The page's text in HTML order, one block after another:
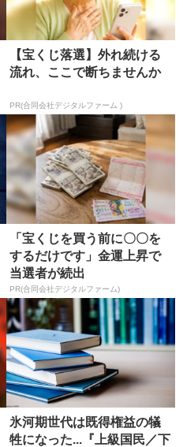
【宝くじ落選】外れ続ける
流れ、ここで断ちませんか
PR(合同会社デジタルファーム )
「宝くじを買う前に〇〇を
するだけです」金運上昇で
当選者が続出
PR(合同会社デジタルファーム)
氷河期世代は既得権益の犠
牲になった...『上級国民／下